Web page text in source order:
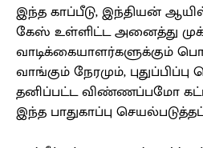
இந்த காப்பீடு, இந்தியன்
கேஸ் உள்ளிட்ட அனைத்து
வாடிக்கையாளர்களுக்கும்
வாங்கும் நேரமும்,
தனிப்பட்ட விண்ணப்பமோ
இந்த பாதுகாப்பு